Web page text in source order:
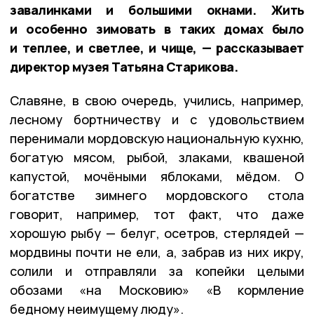
завалинками и большими окнами. Жить
и особенно зимовать в таких домах было
и теплее, и светлее, и чище, — рассказывает
директор музея Татьяна Старикова.
Славяне, в свою очередь, учились, например,
лесному бортничеству и с удовольствием
перенимали мордовскую национальную кухню,
богатую мясом, рыбой, злаками, квашеной
капустой, мочёными яблоками, мёдом. О
богатстве зимнего мордовского стола
говорит, например, тот факт, что даже
хорошую рыбу — белуг, осетров, стерлядей —
мордвины почти не ели, а, забрав из них икру,
солили и отправляли за копейки целыми
обозами «на Московию» «В кормление
бедному неимущему люду».